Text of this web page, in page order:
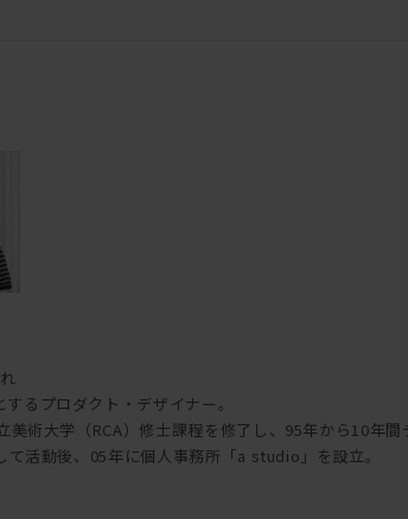
るプロダクト・デザイナー。
美術大学（RCA）修士課程を修了し、95年から10年間
て活動後、05年に個人事務所「a studio」を設立。